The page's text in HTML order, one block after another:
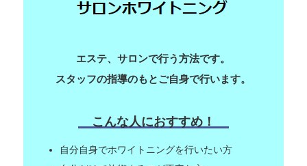
エステ、サロンで行う方法です。
スタッフの指導のもとご自身で行います。
こんな人におすすめ！
自分自身でホワイトニングを行いたい方